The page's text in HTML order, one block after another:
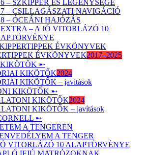
– SZKIPPER ÉS LEGÉNYSÉGE
– CSILLAGÁSZATI NAVIGÁCIÓ
– ÓCEÁNI HAJÓZÁS
– A JÓ VITORLÁZÓ 10
ÉVKÖNYVEK
ÉVKÖNYVEK2017–2025
➸
KIKÖTŐK2024
KIKÖTŐK – javítások
KIKÖTŐK ➸
KIKÖTŐK2024
KIKÖTŐK – javítások
➸
A TENGEREN
A TENGER
VITORLÁZÓ 10 ALAPTÖRVÉNYE
IFJÚ MATRÓZOKNAK